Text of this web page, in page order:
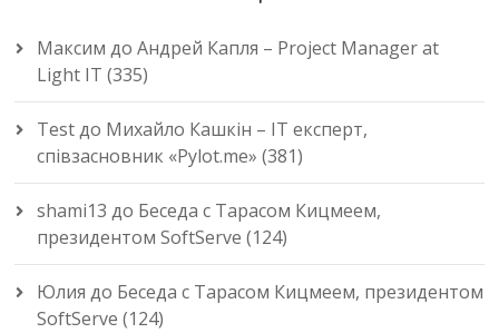
Максим доАндрей Капля – Project Manager at
Light IT (335)
Testдо Михайло Кашкін – IT експерт,
співзасновник «Pylot.me» (381)
shami13 до Беседа с Тарасом Кицмеем,
президентом SoftServe (124)
Юлия до Беседа с Тарасом Кицмеем, президентом
SoftServe (124)